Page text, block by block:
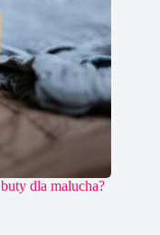
dla malucha?